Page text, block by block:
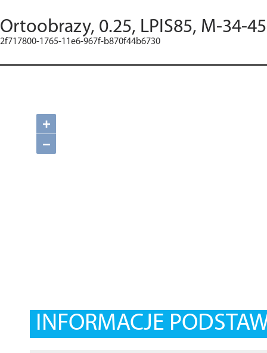
Ortoobrazy, 0.25, LPIS85, M-34-
2f717800-1765-11e6-967f-b870f44b6730
+
−
INFORMACJE